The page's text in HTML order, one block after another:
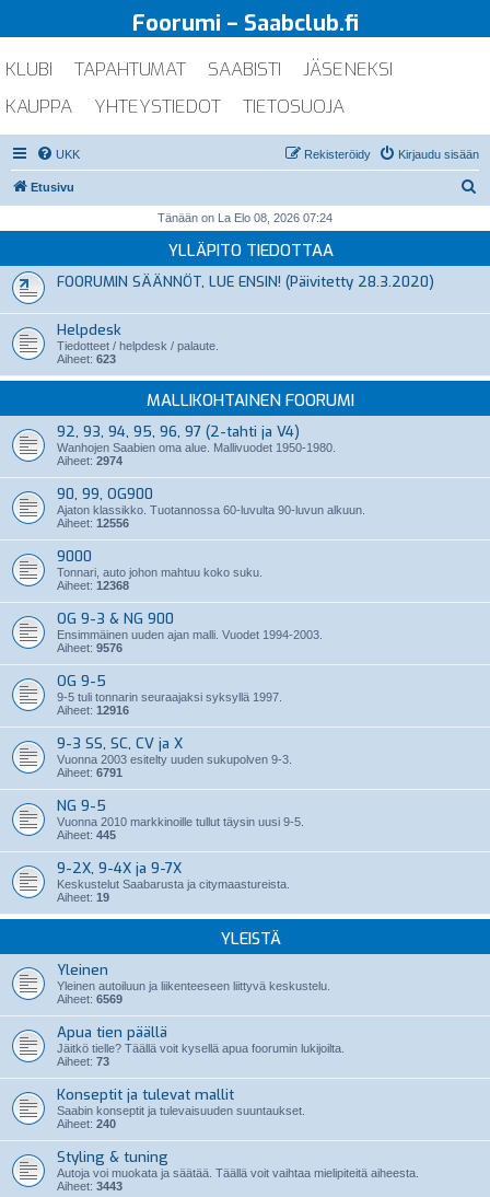
Foorumi – Saabclub.fi
KLUBI TAPAHTUMAT SAABISTI
JÄSENEKSI
KAUPPA
YHTEYSTIEDOT TIETOSUOJA
UKK Kirjaudu sisään
Rekisteröidy
Etusivu
i
Tänään on La Elo 08, 2026 07:24
YLLÄPITO TIEDOTTAA
FOORUMIN SÄÄNNÖT, LUE ENSIN! (Päivitetty 28.3.2020)
Helpdesk
Tiedotteet / helpdesk / palaute.
Aiheet: 623
MALLIKOHTAINEN FOORUMI
92, 93, 94, 95, 96, 97 (2-tahti ja V4)
Wanhojen Saabien oma alue. Mallivuodet 1950-1980.
Aiheet: 2974
90, 99, OG900
Ajaton klassikko. Tuotannossa 60-luvulta 90-luvun alkuun.
Aiheet: 12556
9000
Tonnari, auto johon mahtuu koko suku.
Aiheet: 12368
OG 9-3 & NG 900
Ensimmäinen uuden ajan malli. Vuodet 1994-2003.
Aiheet: 9576
OG 9-5
9-5 tuli tonnarin seuraajaksi syksyllä 1997.
Aiheet: 12916
9-3 SS, SC, CV ja X
Vuonna 2003 esitelty uuden sukupolven 9-3.
Aiheet: 6791
NG 9-5
Vuonna 2010 markkinoille tullut täysin uusi 9-5.
Aiheet: 445
9-2X, 9-4X ja 9-7X
Keskustelut Saabarusta ja citymaastureista.
Aiheet: 19
YLEISTÄ
Yleinen
Yleinen autoiluun ja liikenteeseen liittyvä keskustelu.
Aiheet: 6569
Apua tien päällä
Jäitkö tielle? Täällä voit kysellä apua foorumin lukijoilta.
Aiheet: 73
Konseptit ja tulevat mallit
Saabin konseptit ja tulevaisuuden suuntaukset.
Aiheet: 240
Styling & tuning
Autoja voi muokata ja säätää. Täällä voit vaihtaa mielipiteitä aiheesta.
Aiheet: 3443